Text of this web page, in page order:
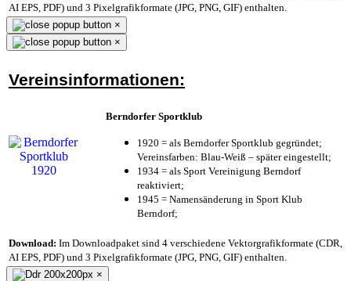
AI EPS, PDF) und 3 Pixelgrafikformate (JPG, PNG, GIF) enthalten.
×
×
Vereinsinformationen:
Berndorfer Sportklub
1920 = als Berndorfer Sportklub gegründet;
Vereinsfarben: Blau-Weiß – später eingestellt;
1934 = als Sport Vereinigung Berndorf
reaktiviert;
1945 = Namensänderung in Sport Klub
Berndorf;
Download: Im Downloadpaket sind 4 verschiedene Vektorgrafikformate (CDR,
AI EPS, PDF) und 3 Pixelgrafikformate (JPG, PNG, GIF) enthalten.
×